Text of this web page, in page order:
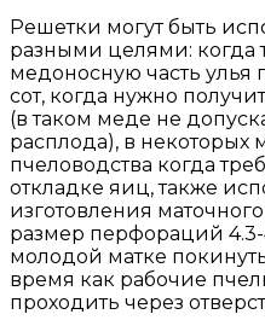
Решетки могут быть
разными целями: когда
медоносную часть улья
сот, когда нужно
(в таком меде не
расплода), в некоторых
пчеловодства когда
откладке яиц, также
изготовления
размер перфораций
молодой матке
время как рабочие
проходить через